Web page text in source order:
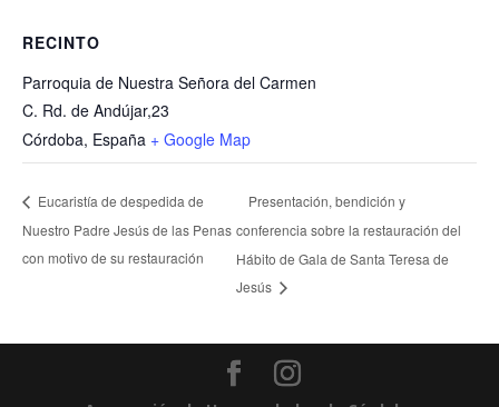
RECINTO
Parroquia de Nuestra Señora del Carmen
C. Rd. de Andújar,23
Córdoba, España + Google Map
Eucaristía de despedida de
Nuestro Padre Jesús de las Penas
con motivo de su restauración
Presentación, bendición y
conferencia sobre la restauración del
Hábito de Gala de Santa Teresa de
Jesús